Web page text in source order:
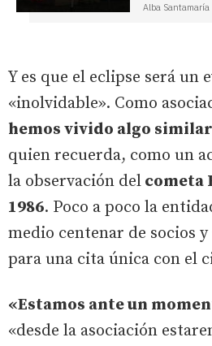
Alba Santamaría
Y es que el eclipse será un
«inolvidable». Como
hemos vivido algo
quien recuerda, como un
la observación del cometa
1986. Poco a poco la
medio centenar de socios
para una cita única con el
«Estamos ante un
«desde la asociación